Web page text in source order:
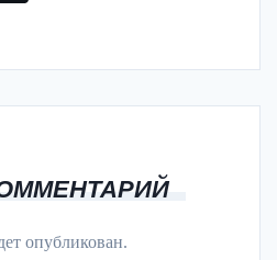
опубликован.